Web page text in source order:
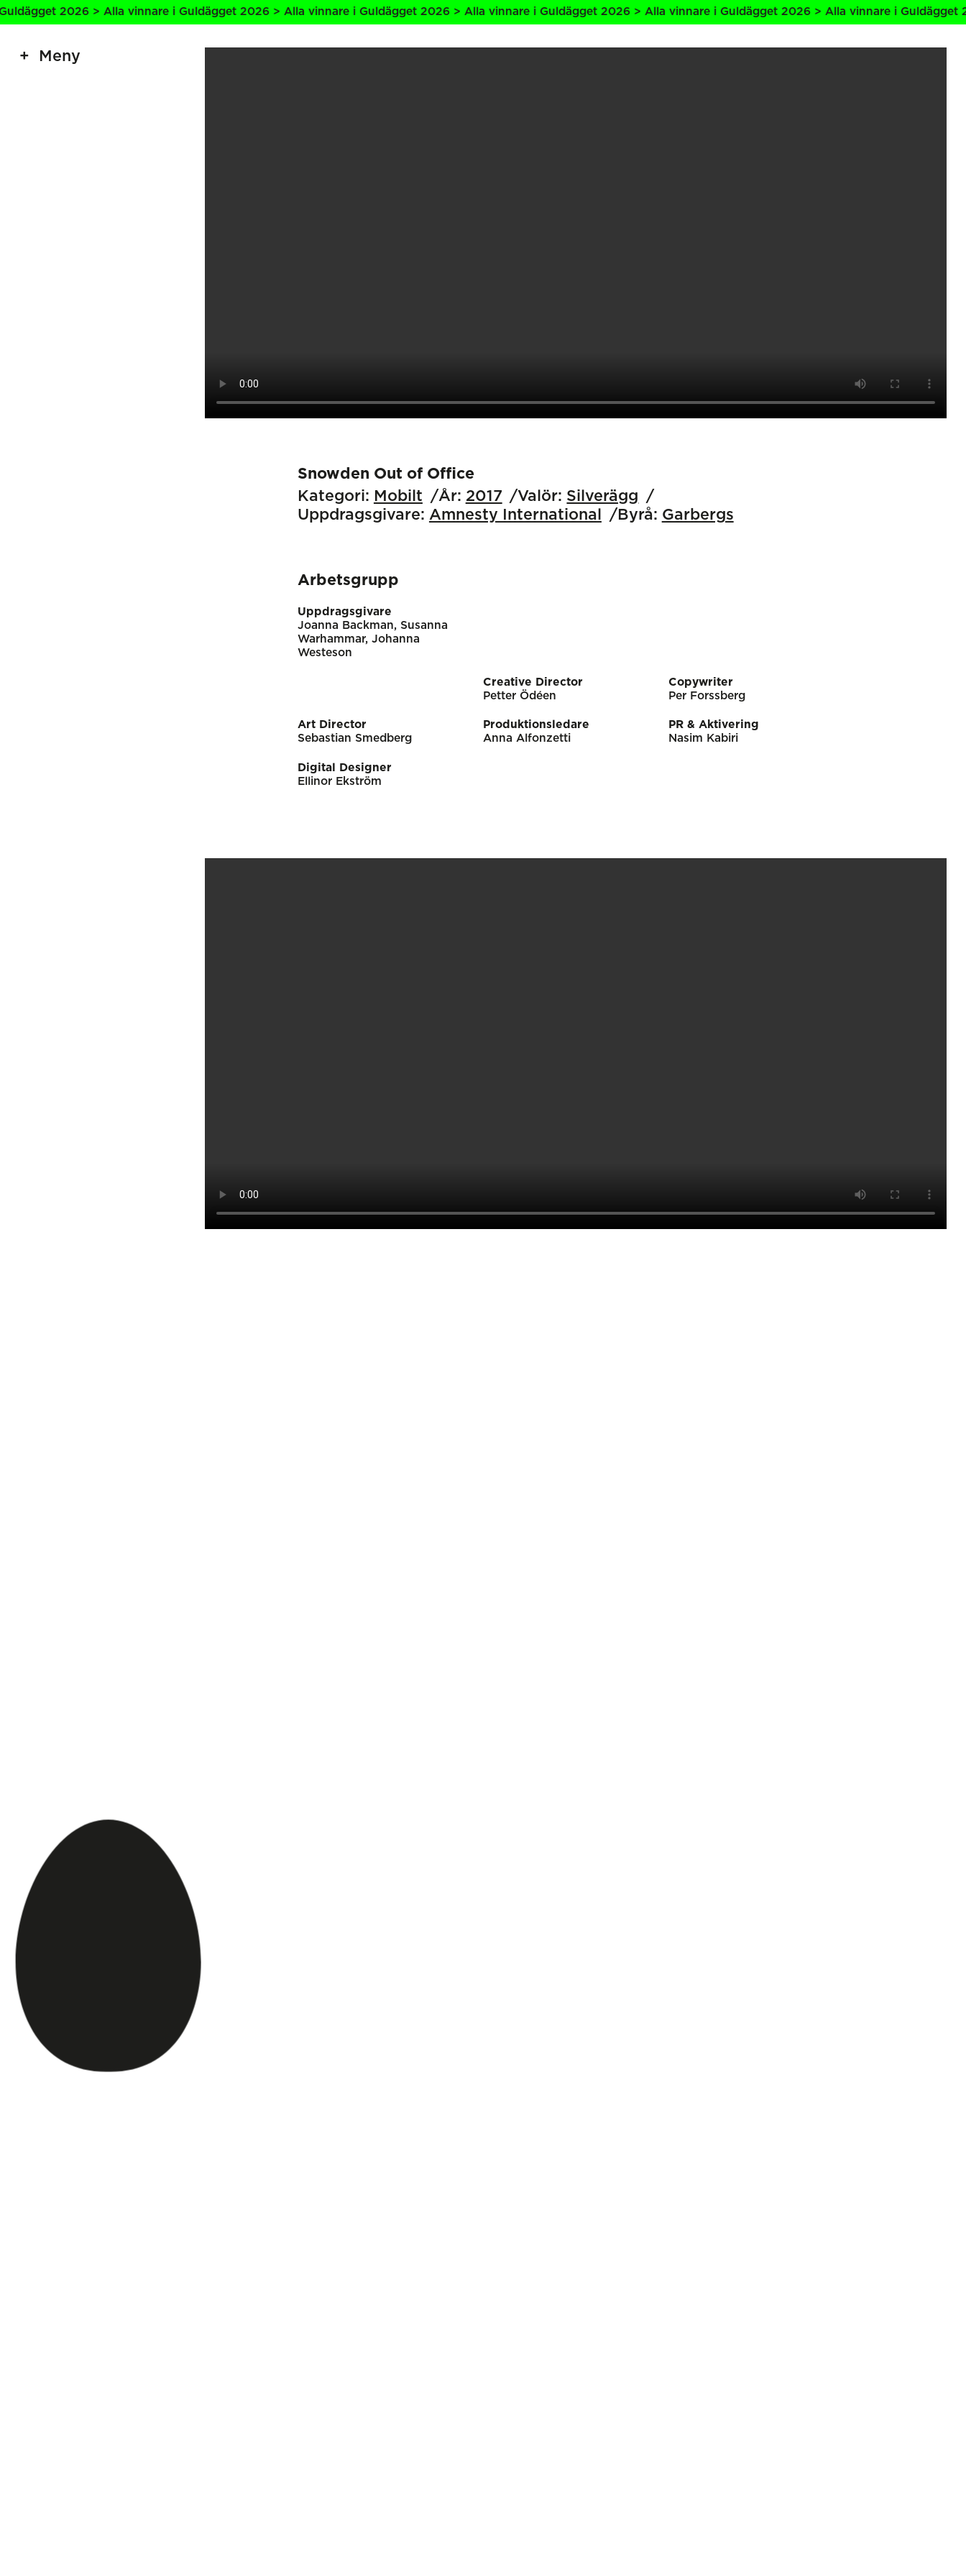
2026 > Alla vinnare i Guldägget 2026 > Alla vinnare i Guldägget 2026 > Alla vinnare i Guldägget 2026 > Alla vinnare i Guldägget 2026 > Alla vinnare i Guldägget
Meny
Snowden Out of Office
Kategori: Mobilt År: 2017 Valör: Silverägg
Uppdragsgivare: Amnesty International Byrå: Garbergs
Arbetsgrupp
Uppdragsgivare
Joanna Backman, Susanna
Warhammar, Johanna
Westeson
Creative Director
Petter Ödéen
Copywriter
Per Forssberg
Art Director
Sebastian Smedberg
Produktionsledare
Anna Alfonzetti
PR & Aktivering
Nasim Kabiri
Digital Designer
Ellinor Ekström